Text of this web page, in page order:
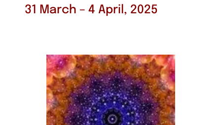
31 March – 4 April, 2025